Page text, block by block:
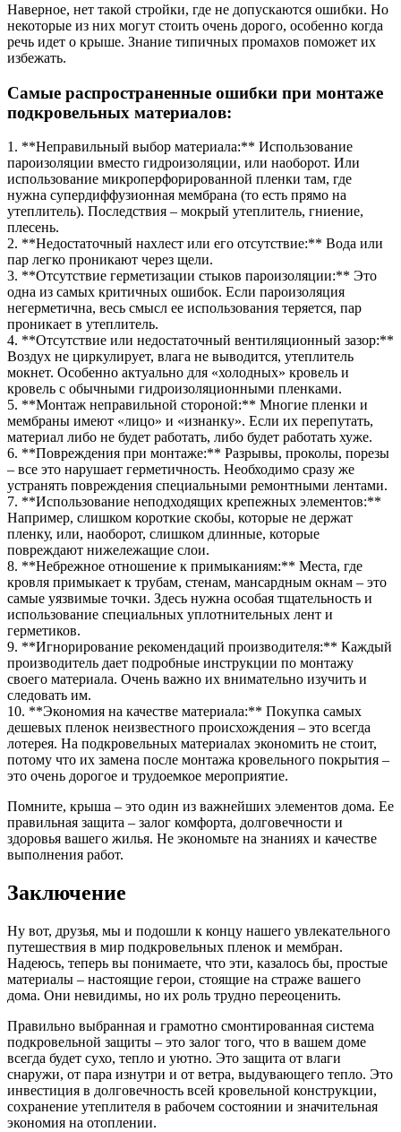
Наверное, нет такой стройки, где не допускаются ошибки. Но
некоторые из них могут стоить очень дорого, особенно когда
речь идет о крыше. Знание типичных промахов поможет их
избежать.
Самые распространенные ошибки при монтаже
подкровельных материалов:
1. **Неправильный выбор материала:** Использование
пароизоляции вместо гидроизоляции, или наоборот. Или
использование микроперфорированной пленки там, где
нужна супердиффузионная мембрана (то есть прямо на
утеплитель). Последствия – мокрый утеплитель, гниение,
плесень.
2. **Недостаточный нахлест или его отсутствие:** Вода или
пар легко проникают через щели.
3. **Отсутствие герметизации стыков пароизоляции:** Это
одна из самых критичных ошибок. Если пароизоляция
негерметична, весь смысл ее использования теряется, пар
проникает в утеплитель.
4. **Отсутствие или недостаточный вентиляционный зазор:**
Воздух не циркулирует, влага не выводится, утеплитель
мокнет. Особенно актуально для «холодных» кровель и
кровель с обычными гидроизоляционными пленками.
5. **Монтаж неправильной стороной:** Многие пленки и
мембраны имеют «лицо» и «изнанку». Если их перепутать,
материал либо не будет работать, либо будет работать хуже.
6. **Повреждения при монтаже:** Разрывы, проколы, порезы
– все это нарушает герметичность. Необходимо сразу же
устранять повреждения специальными ремонтными лентами.
7. **Использование неподходящих крепежных элементов:**
Например, слишком короткие скобы, которые не держат
пленку, или, наоборот, слишком длинные, которые
повреждают нижележащие слои.
8. **Небрежное отношение к примыканиям:** Места, где
кровля примыкает к трубам, стенам, мансардным окнам – это
самые уязвимые точки. Здесь нужна особая тщательность и
использование специальных уплотнительных лент и
герметиков.
9. **Игнорирование рекомендаций производителя:** Каждый
производитель дает подробные инструкции по монтажу
своего материала. Очень важно их внимательно изучить и
следовать им.
10. **Экономия на качестве материала:** Покупка самых
дешевых пленок неизвестного происхождения – это всегда
лотерея. На подкровельных материалах экономить не стоит,
потому что их замена после монтажа кровельного покрытия –
это очень дорогое и трудоемкое мероприятие.
Помните, крыша – это один из важнейших элементов дома. Ее
правильная защита – залог комфорта, долговечности и
здоровья вашего жилья. Не экономьте на знаниях и качестве
выполнения работ.
Заключение
Ну вот, друзья, мы и подошли к концу нашего увлекательного
путешествия в мир подкровельных пленок и мембран.
Надеюсь, теперь вы понимаете, что эти, казалось бы, простые
материалы – настоящие герои, стоящие на страже вашего
дома. Они невидимы, но их роль трудно переоценить.
Правильно выбранная и грамотно смонтированная система
подкровельной защиты – это залог того, что в вашем доме
всегда будет сухо, тепло и уютно. Это защита от влаги
снаружи, от пара изнутри и от ветра, выдувающего тепло. Это
инвестиция в долговечность всей кровельной конструкции,
сохранение утеплителя в рабочем состоянии и значительная
экономия на отоплении.